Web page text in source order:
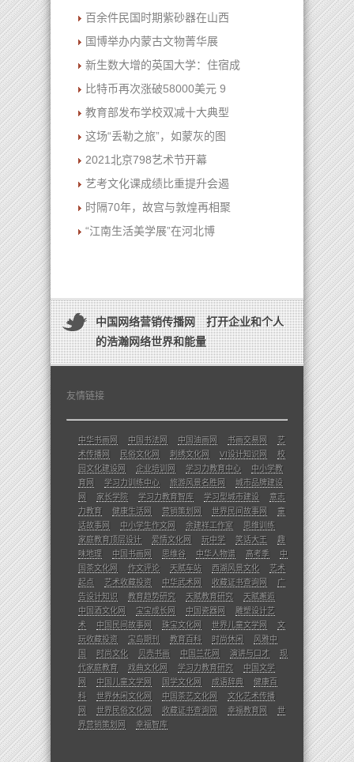
百余件民国时期紫砂器在山西
国博举办内蒙古文物菁华展
新生数大增的英国大学：住宿成
比特币再次涨破58000美元 9
教育部发布学校双减十大典型
这场“丢勒之旅”，如蒙灰的图
2021北京798艺术节开幕
艺考文化课成绩比重提升会遏
时隔70年，故宫与敦煌再相聚
“江南生活美学展”在河北博
中国网络营销传播网 打开企业和个人
的浩瀚网络世界和能量
友情链接
中华书画网 中国书法网 中国油画网 书画交易网
艺
术传播网
民俗文化网 刺绣文化网 VI设计知识网
校
园文化建设网
企业培训网 学习力教育中心
中小学教
育网
学习力训练中心 旅游风景名胜网
城市品牌建设
网
家长学院 学习力教育智库 学习型城市建设
意志
力教育
健康生活网 营销策划网 世界民间故事网
童
话故事网
中小学生作文网 余建祥工作室
思维训练
家庭教育顶层设计
爱情文化网 玩中学 笑话大王
趣
味地理
中国书画网 思维谷 中华人物谱 高考季
中
国茶文化网
作文评论 天赋车站 西湖风景文化
艺术
起点
艺术收藏投资 中华武术网 收藏证书查询网
广
告设计知识
教育趋势研究 天赋教育研究
天赋邂逅
中国酒文化网
宝宝成长网 中国瓷器网
雕塑设计艺
术
中国民间故事网 珠宝文化网 世界儿童文学网
文
玩收藏投资
宝岛期刊 教育百科 时尚休闲
风雅中
国
时尚文化 贝壳书画 中国兰花网 演讲与口才
现
代家庭教育
戏曲文化网 学习力教育研究
中国文学
网
中国儿童文学网 国学文化网 成语辞典
健康百
科
世界休闲文化网 中国茶艺文化网
文化艺术传播
网
世界民俗文化网 收藏证书查询网 幸福教育网
世
界营销策划网
幸福智库